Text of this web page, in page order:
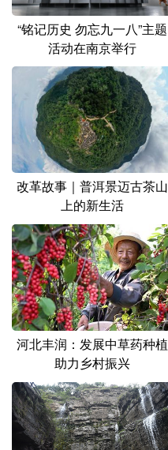
Русский язык
Deutsch Português
“铭记历史 勿忘九一八”主题
活动在南京举行
改革故事｜普洱景迈古茶山
上的新生活
河北丰润：发展中草药种植
助力乡村振兴